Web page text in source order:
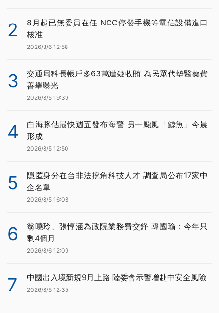
2
8月起已無委員在任 NCC停發手機等電信設備進口
核准
2026/8/6 12:58
3
交通局科長帳戶多63萬遭疑收賄 為民眾代墊醫藥費
善舉曝光
2026/8/5 19:39
4
白海豚估最快週五發布海警 另一颱風「鯨魚」今晨
形成
2026/8/5 12:50
5
隱匿身分在台非法挖角科技人才 調查局公布17家中
企名單
2026/8/5 16:03
6
翁曉玲、張惇涵為政院業務費交鋒 韓國瑜：今年只
剩4個月
2026/8/6 12:09
7 中國出入境新規9月上路 陸委會示警增赴中安全風險
2026/8/5 12:35